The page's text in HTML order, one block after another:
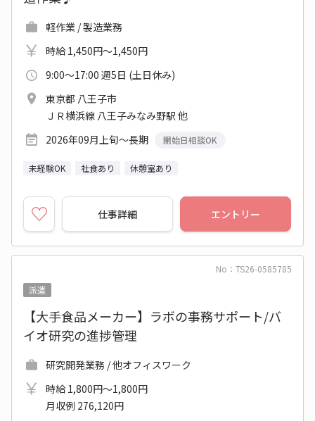
軽作業 / 製造業務
時給 1,450円～1,450円
9:00～17:00 週5日 (土日休み)
東京都 八王子市
ＪＲ横浜線 八王子みなみ野駅 他
2026年09月上旬～長期
開始日相談OK
未経験OK 社食あり 休憩室あり
仕事詳細 エントリー
No：TS26-0585785
派遣
【大手食品メーカー】ラボの事務サポート/バ
イオ研究の進捗管理
研究開発業務 / 他オフィスワーク
時給 1,800円～1,800円
月収例 276,120円